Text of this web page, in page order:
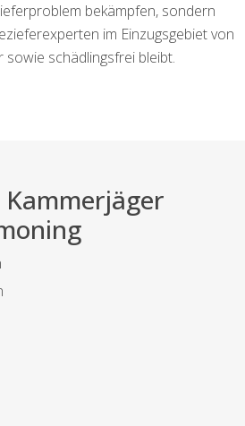
bekämpfen, sondern
im Einzugsgebiet von
schädlingsfrei bleibt.